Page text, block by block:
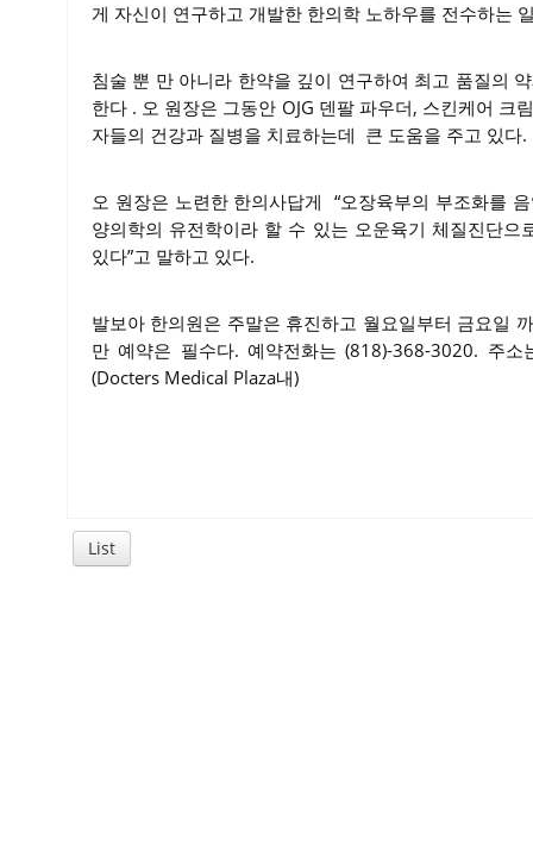
게 자신이 연구하고 개발한 한의학 노하우를 전수하는
침술 뿐 만 아니라 한약을 깊이 연구하여 최고 품질의
한다 . 오 원장은 그동안 OJG 덴팔 파우더, 스킨케어
자들의 건강과 질병을 치료하는데 큰 도움을 주고 있다.
오 원장은 노련한 한의사답게 “오장육부의 부조화를
양의학의 유전학이라 할 수 있는 오운육기 체질진단
있다”고 말하고 있다.
발보아 한의원은 주말은 휴진하고 월요일부터 금요일
만 예약은 필수다. 예약전화는 (818)-368-3020. 주
(Docters Medical Plaza내)
List